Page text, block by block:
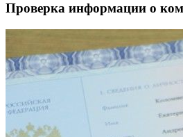
Проверка информации о